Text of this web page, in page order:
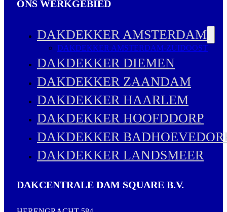
ONS WERKGEBIED
DAKDEKKER AMSTERDAM
DAKDEKKER AMSTERDAM-ZUIDOOST
DAKDEKKER DIEMEN
DAKDEKKER ZAANDAM
DAKDEKKER HAARLEM
DAKDEKKER HOOFDDORP
DAKDEKKER
DAKDEKKER LANDSMEER
DAKCENTRALE DAM SQUARE B.V.